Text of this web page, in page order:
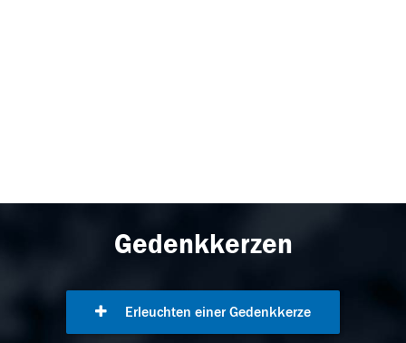
Gedenkkerzen
Erleuchten einer Gedenkkerze